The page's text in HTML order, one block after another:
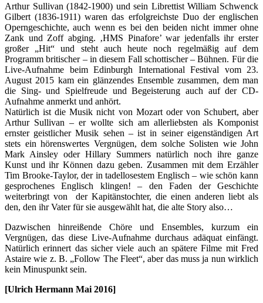
Arthur Sullivan (1842-1900) und sein Librettist William Schwenck
Gilbert (1836-1911) waren das erfolgreichste Duo der englischen
Operngeschichte, auch wenn es bei den beiden nicht immer ohne
Zank und Zoff abging. ‚HMS Pinafore’ war jedenfalls ihr erster
großer „Hit“ und steht auch heute noch regelmäßig auf dem
Programm britischer – in diesem Fall schottischer – Bühnen. Für die
Live-Aufnahme beim Edinburgh International Festival vom 23.
August 2015 kam ein glänzendes Ensemble zusammen, dem man
die Sing- und Spielfreude und Begeisterung auch auf der CD-
Aufnahme anmerkt und anhört.
Natürlich ist die Musik nicht von Mozart oder von Schubert, aber
Arthur Sullivan – er wollte sich am allerliebsten als Komponist
ernster geistlicher Musik sehen – ist in seiner eigenständigen Art
stets ein hörenswertes Vergnügen, dem solche Solisten wie John
Mark Ainsley oder Hillary Summers natürlich noch ihre ganze
Kunst und ihr Können dazu geben. Zusammen mit dem Erzähler
Tim Brooke-Taylor, der in tadellosestem Englisch – wie schön kann
gesprochenes Englisch klingen! – den Faden der Geschichte
weiterbringt von der Kapitänstochter, die einen anderen liebt als
den, den ihr Vater für sie ausgewählt hat, die alte Story also…
Dazwischen hinreißende Chöre und Ensembles, kurzum ein
Vergnügen, das diese Live-Aufnahme durchaus adäquat einfängt.
Natürlich erinnert das sicher viele auch an spätere Filme mit Fred
Astaire wie z. B. „Follow The Fleet“, aber das muss ja nun wirklich
kein Minuspunkt sein.
[Ulrich Hermann Mai 2016]